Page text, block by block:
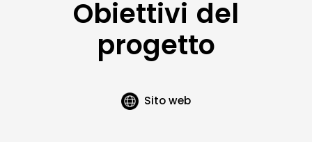
Obiettivi del
progetto
Sito web